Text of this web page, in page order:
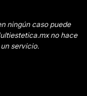
ningún caso puede
no hace
servicio.